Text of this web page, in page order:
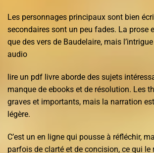
Les personnages principaux sont bien
secondaires sont un peu fades. La prose
que des vers de Baudelaire, mais
audio
lire un pdf livre aborde des sujets
manque de ebooks et de résolution. Les
graves et importants, mais la narration
légère.
C’est un en ligne qui pousse à réfléchir,
parfois de clarté et de concision, ce qui le